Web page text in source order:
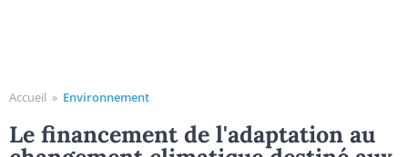
Accueil » Environnement
Le financement de l'adaptation au